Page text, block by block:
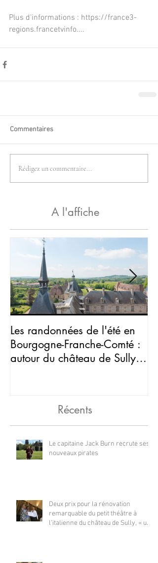
Plus d'informations : https://france3-
regions.francetvinfo....
Commentaires
Rédigez un commentaire...
A l'affiche
Les randonnées de l'été en
Bourgogne-Franche-Comté :
autour du château de Sully,
Récents
Le capitaine Jack Burn recrute ses
nouveaux pirates
Deux prix pour la rénovation
remarquable du petit théâtre à
l’italienne du château de Sully, « un